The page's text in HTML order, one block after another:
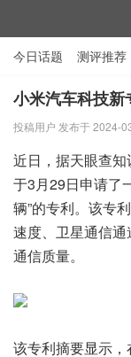
今日话题 测评推荐
行业产品 在线投稿
小米汽车科技
投稿用户 发布于 2024-
近日，据天眼查
于3月29日申请了
辆”的专利。该专
速度、卫星通信
通信质量。
该专利摘要显示